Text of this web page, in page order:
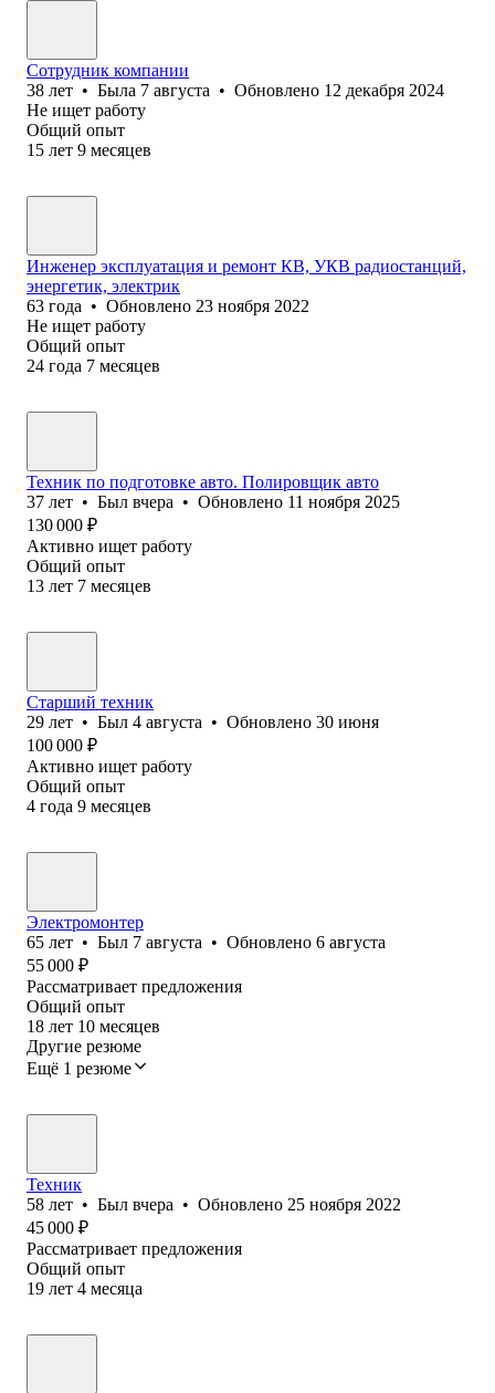
Сотрудник компании
38 лет • Была 7 августа • Обновлено 12 декабря 2024
Не ищет работу
Общий опыт
15 лет 9 месяцев
Инженер эксплуатация и ремонт КВ, УКВ радиостанций,
энергетик, электрик
63 года • Обновлено 23 ноября 2022
Не ищет работу
Общий опыт
24 года 7 месяцев
Техник по подготовке авто. Полировщик авто
37 лет • Был вчера • Обновлено 11 ноября 2025
130 000 ₽
Активно ищет работу
Общий опыт
13 лет 7 месяцев
Старший техник
29 лет • Был 4 августа • Обновлено 30 июня
100 000 ₽
Активно ищет работу
Общий опыт
4 года 9 месяцев
Электромонтер
65 лет • Был 7 августа • Обновлено 6 августа
55 000 ₽
Рассматривает предложения
Общий опыт
18 лет 10 месяцев
Другие резюме
Ещё 1 резюме
Техник
58 лет • Был вчера • Обновлено 25 ноября 2022
45 000 ₽
Рассматривает предложения
Общий опыт
19 лет 4 месяца